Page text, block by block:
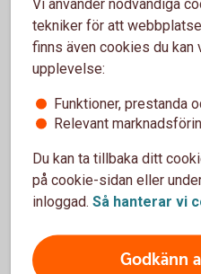
Se över ditt
sparande med jämna
Se över dittsparande
Vi använder nödvändiga
tekniker för att
finns även cookies du kan
upplevelse:
Funktioner, prestanda
Relevant
Du kan ta tillbaka ditt
på cookie-sidan eller
inloggad. Så hanterar vi
Godkänn